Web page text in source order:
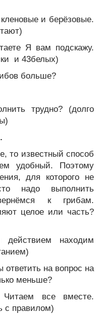
и берёзовые.
Я вам подскажу.
и 43белых)
больше?
трудно? (долго
то известный способ
удобный. Поэтому
для которого не
надо выполнить
к грибам.
целое или часть?
находим
на вопрос на
меньше?
все вместе.
с правилом)